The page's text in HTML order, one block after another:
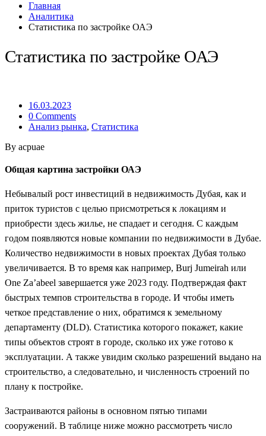
Главная
Аналитика
Статистика по застройке ОАЭ
Статистика по застройке ОАЭ
16.03.2023
0 Comments
Анализ рынка, Статистика
By acpuae
Общая картина застройки ОАЭ
Небывалый рост инвестиций в недвижимость Дубая, как и
приток туристов с целью присмотреться к локациям и
приобрести здесь жилье, не спадает и сегодня. С каждым
годом появляются новые компании по недвижимости в Дубае.
Количество недвижимости в новых проектах Дубая только
увеличивается. В то время как например, Burj Jumeirah или
One Za’abeel завершается уже 2023 году. Подтверждая факт
быстрых темпов строительства в городе. И чтобы иметь
четкое представление о них, обратимся к земельному
департаменту (DLD). Статистика которого покажет, какие
типы объектов строят в городе, сколько их уже готово к
эксплуатации. А также увидим сколько разрешений выдано на
строительство, а следовательно, и численность строений по
плану к постройке.
Застраиваются районы в основном пятью типами
сооружений. В таблице ниже можно рассмотреть число